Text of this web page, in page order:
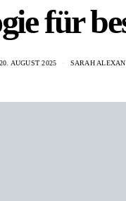
für
20. AUGUST 2025 SARAH